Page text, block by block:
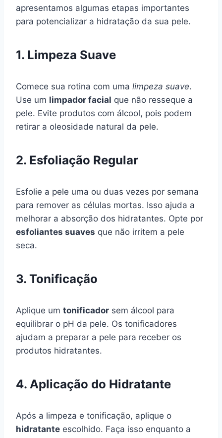
apresentamos algumas etapas importantes
para potencializar a hidratação da sua pele.
1. Limpeza Suave
Comece sua rotina com uma limpeza suave.
Use um limpador facial que não resseque a
pele. Evite produtos com álcool, pois podem
retirar a oleosidade natural da pele.
2. Esfoliação Regular
Esfolie a pele uma ou duas vezes por semana
para remover as células mortas. Isso ajuda a
melhorar a absorção dos hidratantes. Opte por
esfoliantes suaves que não irritem a pele
seca.
3. Tonificação
Aplique um tonificador sem álcool para
equilibrar o pH da pele. Os tonificadores
ajudam a preparar a pele para receber os
produtos hidratantes.
4. Aplicação do Hidratante
Após a limpeza e tonificação, aplique o
hidratante escolhido. Faça isso enquanto a